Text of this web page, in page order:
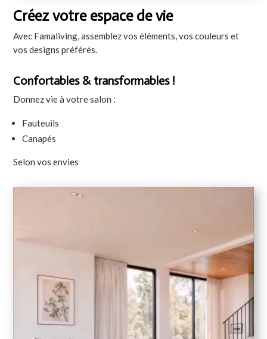
Créez votre espace de vie
Avec Famaliving, assemblez vos éléments, vos couleurs et
vos designs préférés.
Confortables & transformables !
Donnez vie à votre salon :
Fauteuils
Canapés
Selon vos envies